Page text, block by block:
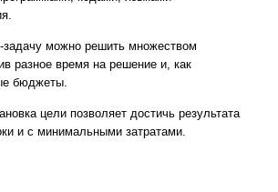
можно решить множеством
разное время на решение и, как
бюджеты.
цели позволяет достичь результата
и с минимальными затратами.